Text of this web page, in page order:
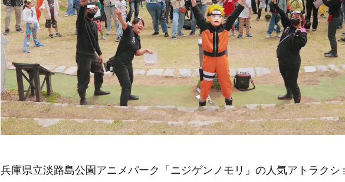
兵庫県立淡路島公園アニメパーク「ニジゲンノモリ」の人気アトラクシ